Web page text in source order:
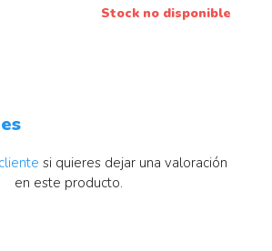
Stock no disponible
si quieres dejar una valoración
en este producto.